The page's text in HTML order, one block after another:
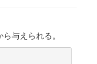
与えられる。